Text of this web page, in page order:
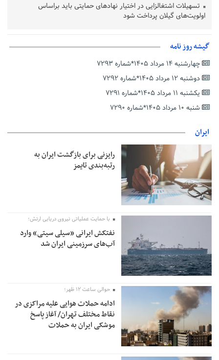
تسهیلات اشتغالزایی در اختیار نهادهای حمایتی باید براساس
اولویت‌های گیلان پرداخت شود
دفتر رهبر انقلاب: مطالب خارج از مراجع رسمی فاقد سندیت است
بقائی: فضای مذاکرات فنی و سیاسی ایران و عمان درباره تنگه هرمز،
مثبت است
رئیس سازمان جهاد کشاورزی استان: کشاورزان گیلان نسبت به
دریافت یارانه کود اقدام کنند
گیشه روز نامه
چهارشنبه ۱۴ مرداد ۱۴۰۵*شماره ۷۲۹۳
دوشنبه ۱۲ مرداد ۱۴۰۵*شماره ۷۲۹۲
یکشنبه ۱۱ مرداد ۱۴۰۵*شماره ۷۲۹۱
شنبه ۱۰ مرداد ۱۴۰۵*شماره ۷۲۹۰
ایران
رایزنی برای بازگشت ایران به
رتبه‌بندی تایمز
با حمایت عملیاتی نیروی دریایی ارتش؛
نفتکش ایرانی «سیلی سیتی» وارد
آب‌های سرزمینی ایران شد
حوالی ساعت ۱۲ ظهر؛
ادامه حملات هوایی علیه مراکزی در
نقاط مختلف تهران/ آغاز پاسخ
موشکی ایران به حملات